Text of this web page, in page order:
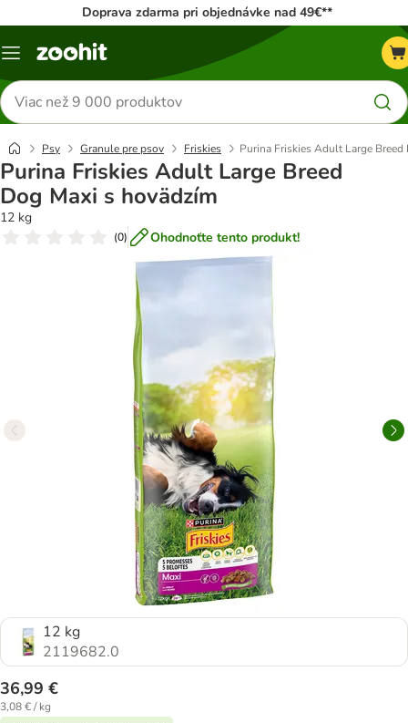
Doprava zdarma pri objednávke nad 49€**
Kategórie
Hľadať
produkty
Psy Granule pre psov Friskies Purina Friskies Adult Large
Purina Friskies Adult Large Breed
Dog Maxi s hovädzím
12 kg
(0) Ohodnoťte tento produkt!
12 kg
2119682.0
36,99 €
3,08 € / kg